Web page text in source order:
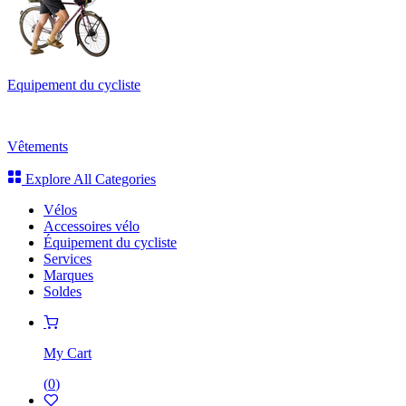
Equipement du cycliste
Vêtements
Explore All Categories
Vélos
Accessoires vélo
Équipement du cycliste
Services
Marques
Soldes
My Cart
(0)